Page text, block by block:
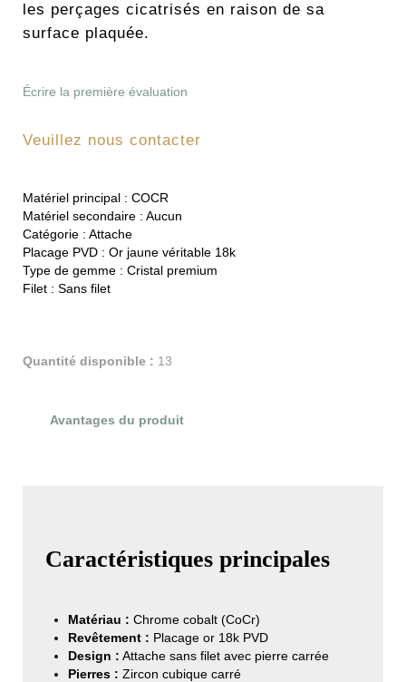
les perçages cicatrisés en raison de sa
surface plaquée.
Écrire la première évaluation
Veuillez nous contacter
Matériel principal : COCR
Matériel secondaire : Aucun
Catégorie : Attache
Placage PVD : Or jaune véritable 18k
Type de gemme : Cristal premium
Filet : Sans filet
Quantité disponible : 13
Avantages du produit
Caractéristiques principales
Matériau : Chrome cobalt (CoCr)
Revêtement : Placage or 18k PVD
Design : Attache sans filet avec pierre carrée
Pierres : Zircon cubique carré